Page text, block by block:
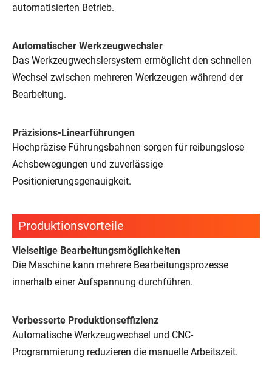
automatisierten Betrieb.
Automatischer Werkzeugwechsler
Das Werkzeugwechslersystem ermöglicht den schnellen
Wechsel zwischen mehreren Werkzeugen während der
Bearbeitung.
Präzisions-Linearführungen
Hochpräzise Führungsbahnen sorgen für reibungslose
Achsbewegungen und zuverlässige
Positionierungsgenauigkeit.
Produktionsvorteile
Vielseitige Bearbeitungsmöglichkeiten
Die Maschine kann mehrere Bearbeitungsprozesse
innerhalb einer Aufspannung durchführen.
Verbesserte Produktionseffizienz
Automatische Werkzeugwechsel und CNC-
Programmierung reduzieren die manuelle Arbeitszeit.